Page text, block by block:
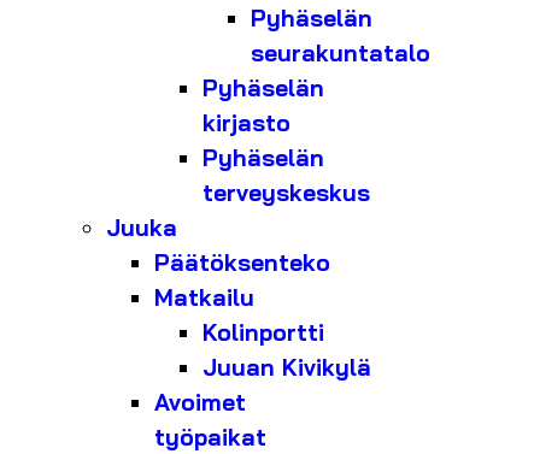
Pyhäselän
seurakuntatalo
Pyhäselän
kirjasto
Pyhäselän
terveyskeskus
Juuka
Päätöksenteko
Matkailu
Kolinportti
Juuan Kivikylä
Avoimet
työpaikat